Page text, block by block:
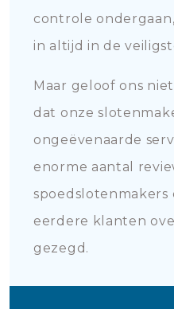
controle
in altijd in de
Maar geloof ons
dat onze
ongeëvenaarde
enorme aantal
eerdere klanten
gezegd.